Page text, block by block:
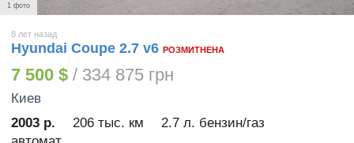
1 фото
8 лет назад
Hyundai Coupe 2.7 v6 РОЗМИТНЕНА
7 500 $ / 334 875 грн
Киев
2003 р.
206 тыс. км
2.7 л. бензин/газ